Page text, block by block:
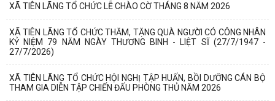
XÃ TIÊN LÃNG TỔ CHỨC LỄ CHÀO CỜ THÁNG 8 NĂM 2026
XÃ TIÊN LÃNG TỔ CHỨC THĂM, TẶNG QUÀ NGƯỜI CÓ CÔNG NHÂN
KỶ NIỆM 79 NĂM NGÀY THƯƠNG BINH - LIỆT SĨ (27/7/1947 -
27/7/2026)
XÃ TIÊN LÃNG TỔ CHỨC HỘI NGHỊ TẬP HUẤN, BỒI DƯỠNG CÁN BỘ
THAM GIA DIỄN TẬP CHIẾN ĐẤU PHÒNG THỦ NĂM 2026